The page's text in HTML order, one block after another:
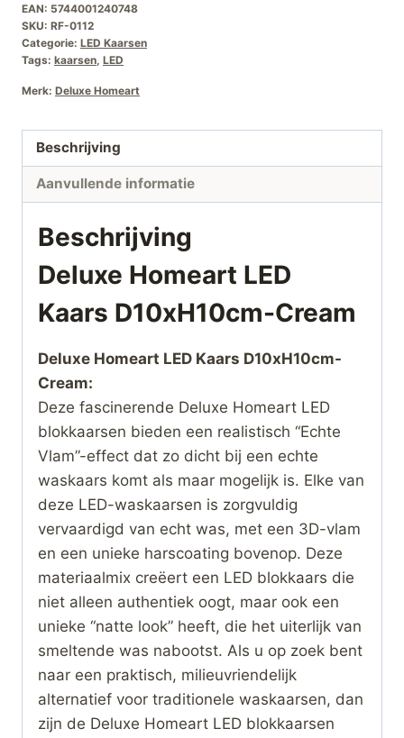
Kaars
D10xH10cm-
Cream
aantal
EAN: 5744001240748
SKU: RF-0112
Categorie: LED Kaarsen
Tags: kaarsen, LED
Merk: Deluxe Homeart
Beschrijving
Aanvullende informatie
Beschrijving
Deluxe Homeart LED
Kaars D10xH10cm-Cream
Deluxe Homeart LED Kaars D10xH10cm-
Cream:
Deze fascinerende Deluxe Homeart LED
blokkaarsen bieden een realistisch “Echte
Vlam”-effect dat zo dicht bij een echte
waskaars komt als maar mogelijk is. Elke van
deze LED-waskaarsen is zorgvuldig
vervaardigd van echt was, met een 3D-vlam
en een unieke harscoating bovenop. Deze
materiaalmix creëert een LED blokkaars die
niet alleen authentiek oogt, maar ook een
unieke “natte look” heeft, die het uiterlijk van
smeltende was nabootst. Als u op zoek bent
naar een praktisch, milieuvriendelijk
alternatief voor traditionele waskaarsen, dan
zijn de Deluxe Homeart LED blokkaarsen